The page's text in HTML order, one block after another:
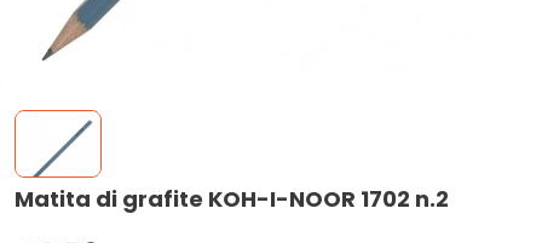
Matita di grafite KOH-I-NOOR 1702 n.2